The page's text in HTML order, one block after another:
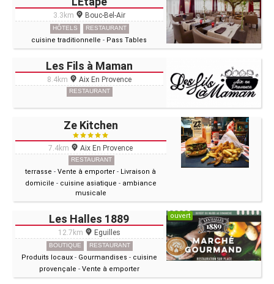
3.3km Bouc-Bel-Air
HÔTELS RESTAURANT
cuisine traditionnelle - Pass Tables
Les Fils à Maman
8.4km Aix En Provence
RESTAURANT
Ze Kitchen
7.4km Aix En Provence
RESTAURANT
terrasse -Vente à emporter - Livraison à
domicile - cuisine asiatique - ambiance
musicale
Les Halles 1889
12.7km Eguilles
BOUTIQUE RESTAURANT
Produits locaux - Gourmandises - cuisine
provençale - Vente à emporter
ouvert